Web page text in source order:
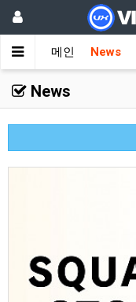
메인 News
News